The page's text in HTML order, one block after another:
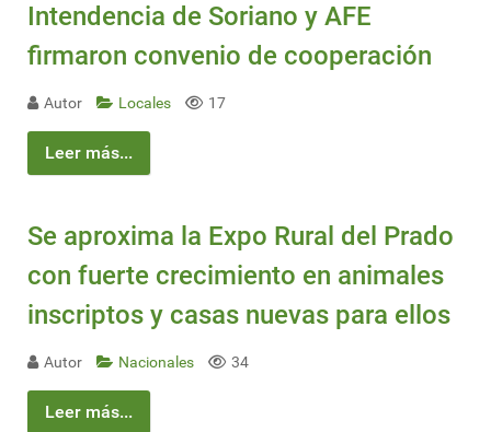
Intendencia de Soriano y AFE
firmaron convenio de cooperación
Autor Locales 17
Leer más...
Se aproxima la Expo Rural del Prado
con fuerte crecimiento en animales
inscriptos y casas nuevas para ellos
Autor Nacionales 34
Leer más...